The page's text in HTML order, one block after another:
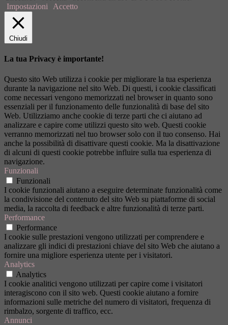
Impostazioni
Accetto
Chiudi
La tua Privacy è importante!
Questo sito Web utilizza i cookie per migliorare la tua esperienza
durante la navigazione nel sito Web. Di questi, i cookie classificati
come necessari vengono memorizzati nel browser in quanto sono
essenziali per il funzionamento delle funzionalità di base del sito
Web. Utilizziamo anche cookie di terze parti che ci aiutano ad
analizzare e capire come utilizzi questo sito web. Questi cookie
verranno memorizzati nel tuo browser solo con il tuo consenso. Hai
anche la possibilità di disattivare questi cookie. Ma la disattivazione
di alcuni di questi cookie potrebbe influire sulla tua esperienza di
navigazione.
Funzionali
Funzionali
I cookie funzionali aiutano a eseguire determinate funzionalità come
la condivisione del contenuto del sito Web su piattaforme di social
media, la raccolta di feedback e altre funzionalità di terze parti.
Performance
Performance
I cookie sulle prestazioni vengono utilizzati per comprendere e
analizzare gli indici di prestazioni chiave del sito Web che aiutano a
fornire una migliore esperienza utente per i visitatori.
Analytics
Analytics
I cookie analitici vengono utilizzati per capire come i visitatori
interagiscono con il sito web. Questi cookie aiutano a fornire
informazioni sulle metriche del numero di visitatori, frequenza di
rimbalzo, sorgente di traffico, ecc.
Annunci